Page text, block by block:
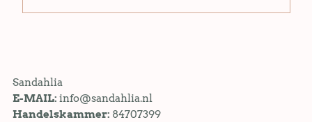
Sandahlia
E-MAIL: info@sandahlia.nl
Handelskammer: 84707399